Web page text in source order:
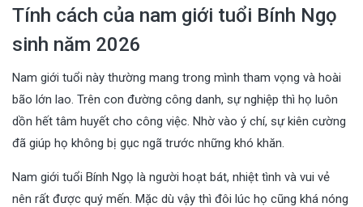
Tính cách của nam giới tuổi Bính Ngọ
sinh năm 2026
Nam giới tuổi này thường mang trong mình tham vọng và hoài
bão lớn lao. Trên con đường công danh, sự nghiệp thì họ luôn
dồn hết tâm huyết cho công việc. Nhờ vào ý chí, sự kiên cường
đã giúp họ không bị gục ngã trước những khó khăn.
Nam giới tuổi Bính Ngọ là người hoạt bát, nhiệt tình và vui vẻ
nên rất được quý mến. Mặc dù vậy thì đôi lúc họ cũng khá nóng